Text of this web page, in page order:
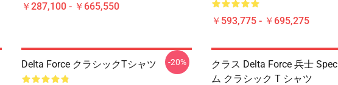
￥287,100 - ￥665,550
￥593,775 - ￥695,275
Delta Force クラシックTシャツ -20%
クラス Delta Force 兵士
ム クラシック T シャツ